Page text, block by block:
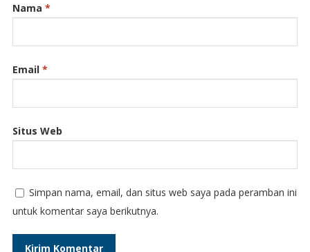
Nama *
Email *
Situs Web
Simpan nama, email, dan situs web saya pada peramban ini
untuk komentar saya berikutnya.